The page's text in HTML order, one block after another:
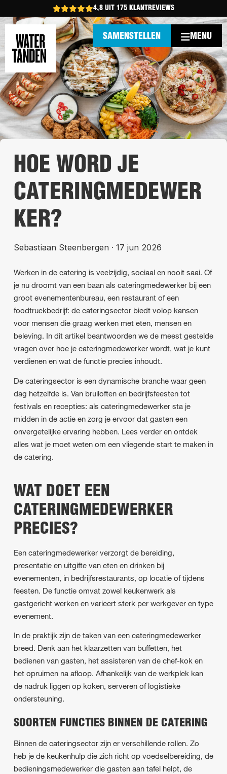
4,8 UIT 175 KLANTREVIEWS
MENU
SAMENSTELLEN
HOE WORD JE
CATERINGMEDEWER
KER?
Sebastiaan Steenbergen · 17 jun 2026
Werken in de catering is veelzijdig, sociaal en nooit saai. Of
je nu droomt van een baan als cateringmedewerker bij een
groot evenementenbureau, een restaurant of een
foodtruckbedrijf: de cateringsector biedt volop kansen
voor mensen die graag werken met eten, mensen en
beleving. In dit artikel beantwoorden we de meest gestelde
vragen over hoe je cateringmedewerker wordt, wat je kunt
verdienen en wat de functie precies inhoudt.
De cateringsector is een dynamische branche waar geen
dag hetzelfde is. Van bruiloften en bedrijfsfeesten tot
festivals en recepties: als cateringmedewerker sta je
midden in de actie en zorg je ervoor dat gasten een
onvergetelijke ervaring hebben. Lees verder en ontdek
alles wat je moet weten om een vliegende start te maken in
de catering.
WAT DOET EEN
CATERINGMEDEWERKER
PRECIES?
Een cateringmedewerker verzorgt de bereiding,
presentatie en uitgifte van eten en drinken bij
evenementen, in bedrijfsrestaurants, op locatie of tijdens
feesten. De functie omvat zowel keukenwerk als
gastgericht werken en varieert sterk per werkgever en type
evenement.
In de praktijk zijn de taken van een cateringmedewerker
breed. Denk aan het klaarzetten van buffetten, het
bedienen van gasten, het assisteren van de chef-kok en
het opruimen na afloop. Afhankelijk van de werkplek kan
de nadruk liggen op koken, serveren of logistieke
ondersteuning.
SOORTEN FUNCTIES BINNEN DE CATERING
Binnen de cateringsector zijn er verschillende rollen. Zo
heb je de keukenhulp die zich richt op voedselbereiding, de
bedieningsmedewerker die gasten aan tafel helpt, de